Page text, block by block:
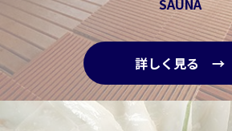
SAUNA
詳しく見る →